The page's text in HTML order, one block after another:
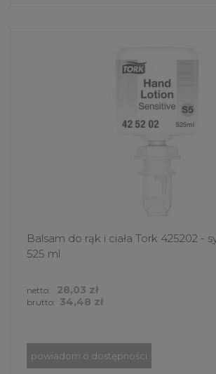
Balsam do rąk i ciała Tork 425202 -
525 ml
brutto: 34,48 zł
netto: 28,03 zł
powiadom o dostępności